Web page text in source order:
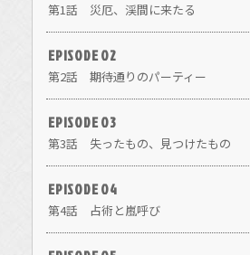
第1話 災厄、渓間に来たる
EPISODE 02
第2話 期待通りのパーティー
EPISODE 03
第3話 失ったもの、見つけたもの
EPISODE 04
第4話 占術と嵐呼び